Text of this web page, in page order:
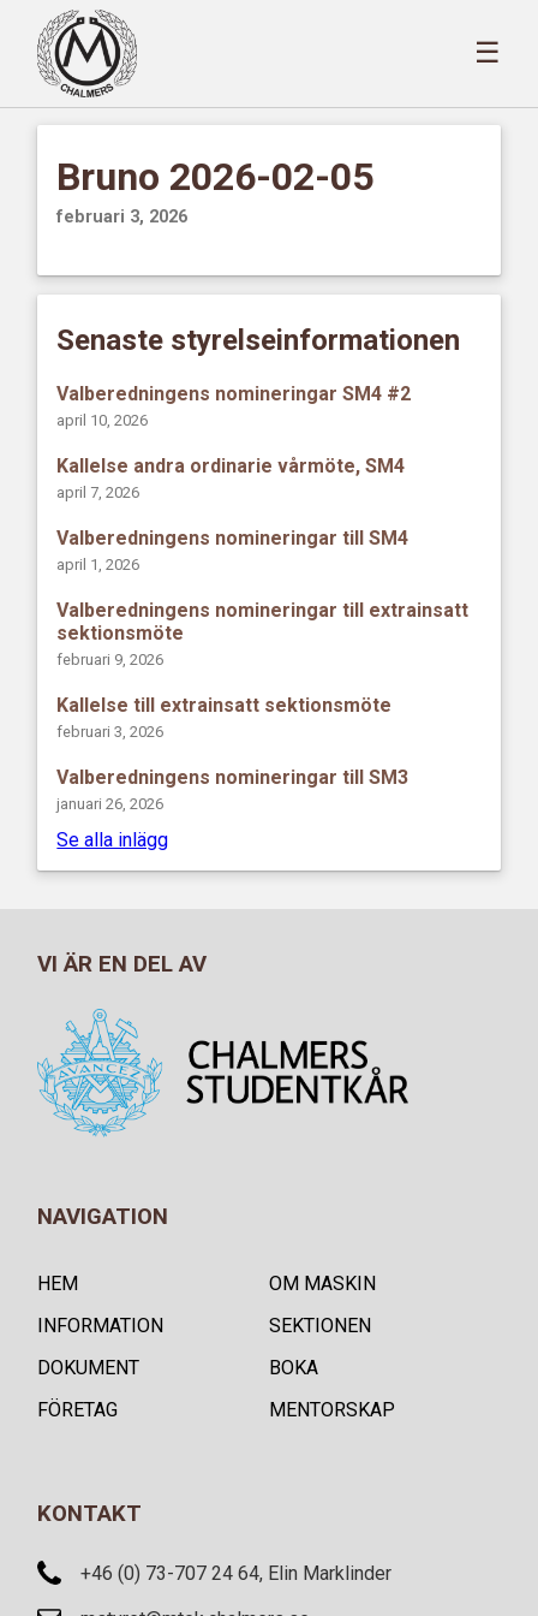
☰
Bruno 2026-02-05
februari 3, 2026
Senaste styrelseinformationen
Valberedningens nomineringar SM4 #2
april 10, 2026
Kallelse andra ordinarie vårmöte, SM4
april 7, 2026
Valberedningens nomineringar till SM4
april 1, 2026
Valberedningens nomineringar till extrainsatt
sektionsmöte
februari 9, 2026
Kallelse till extrainsatt sektionsmöte
februari 3, 2026
Valberedningens nomineringar till SM3
januari 26, 2026
Se alla inlägg
VI ÄR EN DEL AV
NAVIGATION
HEM
OM MASKIN
INFORMATION
SEKTIONEN
DOKUMENT
BOKA
FÖRETAG
MENTORSKAP
KONTAKT
+46 (0) 73-707 24 64, Elin Marklinder